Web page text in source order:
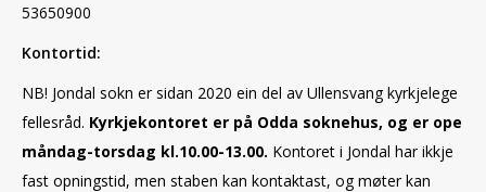
53650900
Kontortid:
NB! Jondal sokn er sidan 2020 ein del av Ullensvang kyrkjelege
fellesråd. Kyrkjekontoret er på Odda soknehus, og er ope
måndag-torsdag kl.10.00-13.00. Kontoret i Jondal har ikkje
fast opningstid, men staben kan kontaktast, og møter kan